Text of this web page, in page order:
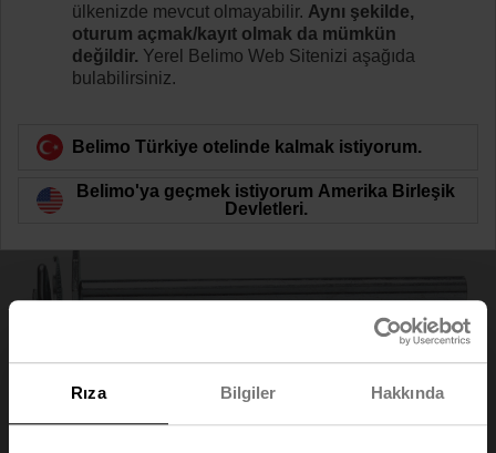
Rıza Bilgiler Hakkında
Ürün kategorisine dön
ülkenizde mevcut olmayabilir. Aynı şekilde,
oturum açmak/kayıt olmak da mümkün
değildir. Yerel Belimo Web Sitenizi aşağıda
bulabilirsiniz.
Belimo Türkiye otelinde kalmak istiyorum.
Belimo'ya geçmek istiyorum Amerika Birleşik
Devletleri.